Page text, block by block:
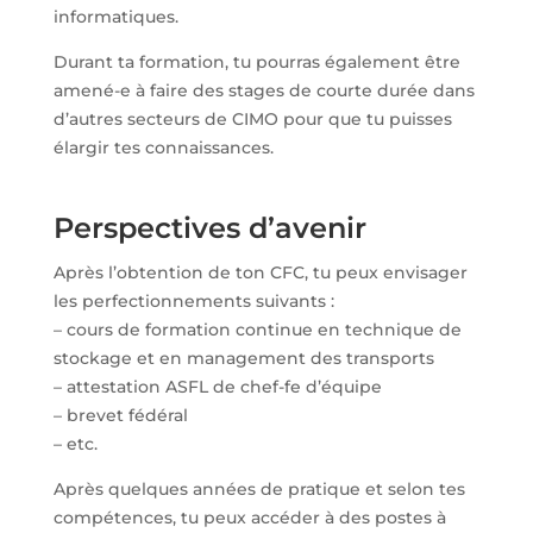
informatiques.
Durant ta formation, tu pourras également être
amené-e à faire des stages de courte durée dans
d’autres secteurs de CIMO pour que tu puisses
élargir tes connaissances.
Perspectives d’avenir
Après l’obtention de ton CFC, tu peux envisager
les perfectionnements suivants :
– cours de formation continue en technique de
stockage et en management des transports
– attestation ASFL de chef-fe d’équipe
– brevet fédéral
– etc.
Après quelques années de pratique et selon tes
compétences, tu peux accéder à des postes à